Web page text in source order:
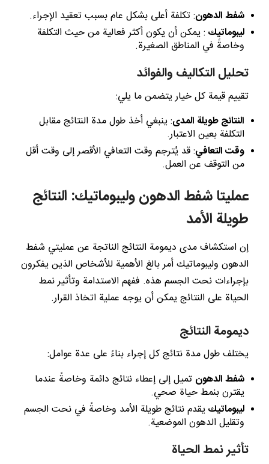
شفط الدهون: تكلفة أعلى بشكل عام بسبب تعقيد الإجراء.
ليبوماتيك: يمكن أن يكون أكثر فعالية من حيث التكلفة
وخاصةً في المناطق الصغيرة.
تحليل التكاليف والفوائد
تقييم قيمة كل خيار يتضمن ما يلي:
النتائج طويلة المدى: ينبغي أخذ طول مدة النتائج مقابل
التكلفة بعين الاعتبار.
وقت التعافي: قد يُترجم وقت التعافي الأقصر إلى وقت أقل
من التوقف عن العمل.
عمليتا شفط الدهون وليبوماتيك: النتائج
طويلة الأمد
إن استكشاف مدى ديمومة النتائج الناتجة عن عمليتي شفط
الدهون وليبوماتيك أمر بالغ الأهمية للأشخاص الذين يفكرون
بإجراءات نحت الجسم هذه. ففهم الاستدامة وتأثير نمط
الحياة على النتائج يمكن أن يوجه عملية اتخاذ القرار.
ديمومة النتائج
يختلف طول مدة نتائج كل إجراء بناءً على عدة عوامل:
شفط الدهون تميل إلى إعطاء نتائج دائمة وخاصةً عندما
يقترن بنمط حياة صحي.
ليبوماتيكيقدم نتائج طويلة الأمد وخاصةً في نحت الجسم
وتقليل الدهون الموضعية.
تأثير نمط الحياة